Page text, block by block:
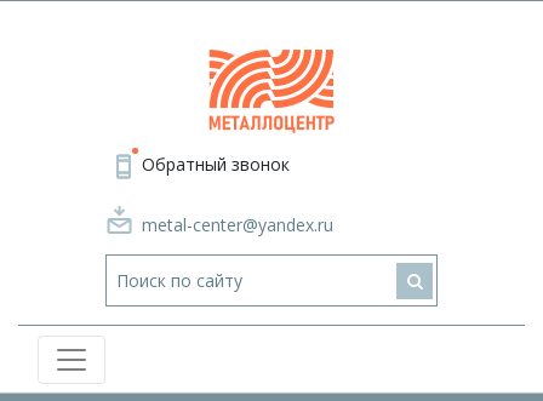
Обратный звонок
metal-center@yandex.ru